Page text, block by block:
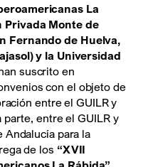
La
Privada Monte de
Fernando de Huelva,
y la Universidad
suscrito en
con el objeto de
entre el GUILR y
parte, entre el GUILR y
Andalucía para la
de los “XVII